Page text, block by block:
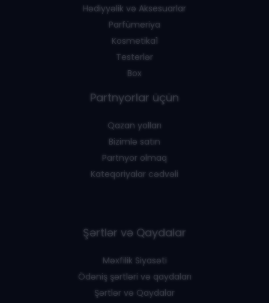
Hədiyyəlik və Aksesuarlar
Parfümeriya
Kosmetika1
Testerlər
Box
Partnyorlar üçün
Qazan yolları
Bizimlə satın
Partnyor olmaq
Kateqoriyalar cədvəli
Şərtlər və Qaydalar
Məxfilik Siyasəti
Ödəniş şərtləri və qaydaları
Şərtlər və Qaydalar